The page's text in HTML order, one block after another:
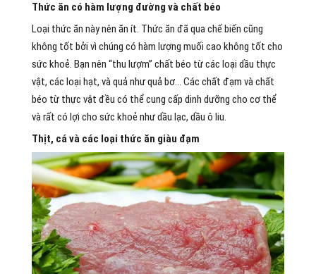
Thức ăn có hàm lượng đường và chất béo
Loại thức ăn này nên ăn ít. Thức ăn đã qua chế biến cũng
không tốt bởi vì chúng có hàm lượng muối cao không tốt cho
sức khoẻ. Bạn nên “thu lượm” chất béo từ các loại dầu thực
vật, các loại hạt, và quả như quả bơ… Các chất đạm và chất
béo từ thực vật đều có thể cung cấp dinh dưỡng cho cơ thể
và rất có lợi cho sức khoẻ như dầu lạc, dầu ô liu.
Thịt, cá và các loại thức ăn giàu đạm